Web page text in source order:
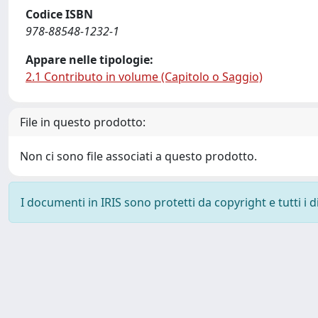
Codice ISBN
978-88548-1232-1
Appare nelle tipologie:
2.1 Contributo in volume (Capitolo o Saggio)
File in questo prodotto:
Non ci sono file associati a questo prodotto.
I documenti in IRIS sono protetti da copyright e tutti i